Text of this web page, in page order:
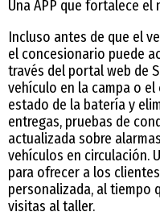
Una APP que fortalece
Incluso antes de que el
el concesionario puede
través del portal web de
vehículo en la campa o
estado de la batería y
entregas, pruebas de
actualizada sobre
vehículos en circulación.
para ofrecer a los
personalizada, al tiempo
visitas al taller.